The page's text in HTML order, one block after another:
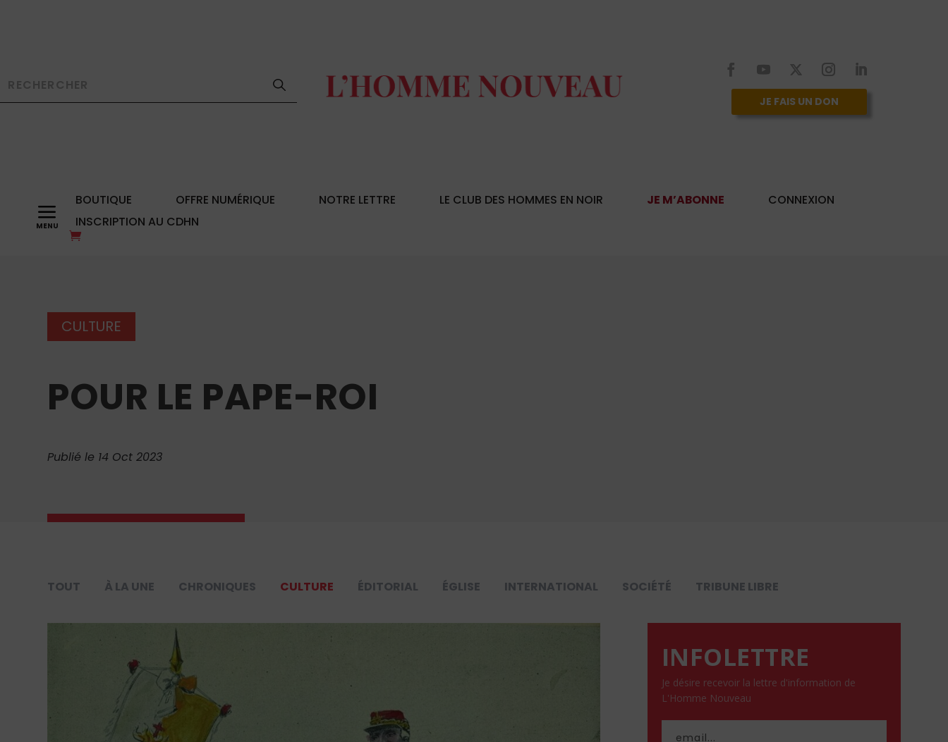
JE FAIS UN DON
a BOUTIQUE OFFRE NUMÉRIQUE NOTRE LETTRE LE CLUB DES HOMMES EN NOIR JE M’ABONNE
CONNEXION
INSCRIPTION AU CDHN
CULTURE
POUR LE PAPE-ROI
Publié le 14 Oct 2023
TOUT À LA UNE CHRONIQUES CULTURE ÉDITORIAL ÉGLISE INTERNATIONAL SOCIÉTÉ TRIBUNE LIBRE
INFOLETTRE
Je désire recevoir la lettre d'information de
L'Homme Nouveau